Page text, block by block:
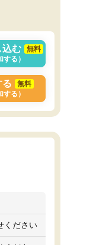
込む
無料
する）
る
無料
する）
ください